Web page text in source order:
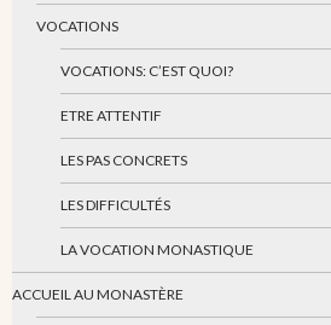
VOCATIONS
VOCATIONS: C’EST QUOI?
ETRE ATTENTIF
LES PAS CONCRETS
LES DIFFICULTÉS
LA VOCATION MONASTIQUE
ACCUEIL AU MONASTÈRE